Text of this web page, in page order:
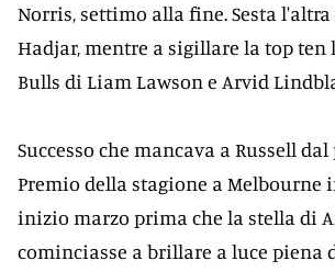
Norris, settimo alla fine. Sesta l'altra
Hadjar, mentre a sigillare la top ten
Bulls di Liam Lawson e Arvid
Successo che mancava a Russell
Premio della stagione a Melbourne
inizio marzo prima che la stella di
cominciasse a brillare a luce piena